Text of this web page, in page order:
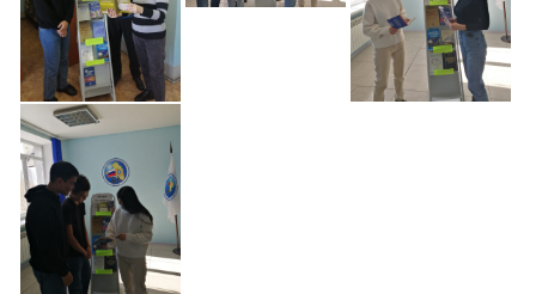
Электронное обучение и дистанционные
образовательные технологии
Демонстрационный экзамен
Родителям
Образовательный кредит
Памятка обучающимся
КФ РГУ СоцТех